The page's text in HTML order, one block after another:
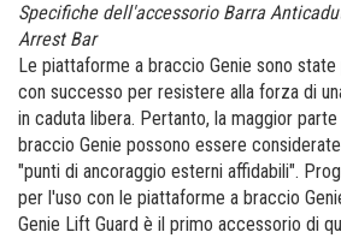
Specifiche dell'accessorio Barra
Arrest Bar
Le piattaforme a braccio Genie sono
con successo per resistere alla forza di
in caduta libera. Pertanto, la maggior
braccio Genie possono essere
"punti di ancoraggio esterni affidabili".
per l'uso con le piattaforme a braccio
Genie Lift Guard è il primo accessorio di